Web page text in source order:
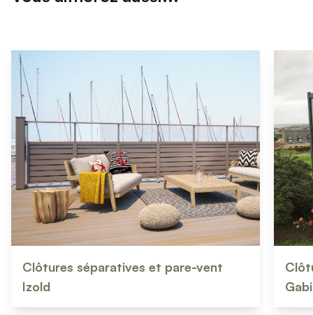
Clôtures séparatives et pare-vent
Izold